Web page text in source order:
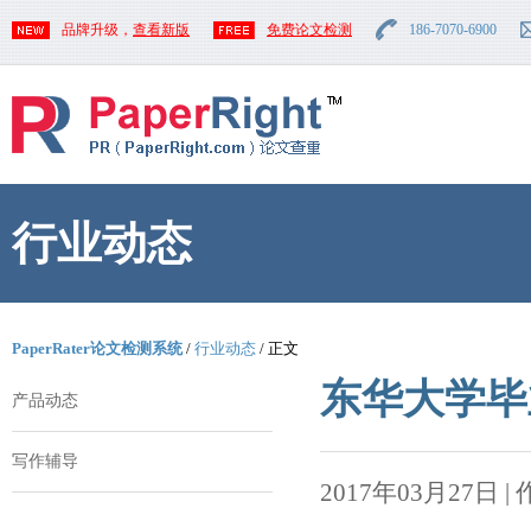
品牌升级， 查看新版 免费论文检测 186-7070-6900
行业动态
PaperRater论文检测系统/ 行业动态 / 正文
产品动态
写作辅导
东华大学
2017年03月27日 |